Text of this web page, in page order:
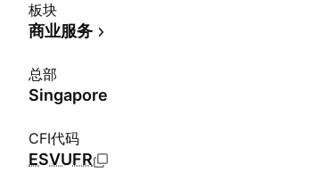
板块
商业服务
总部
Singapore
CFI代码
ESVUFR